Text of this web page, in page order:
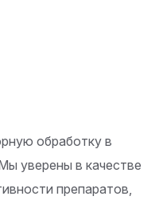
обработку в
уверены в качестве
препаратов,